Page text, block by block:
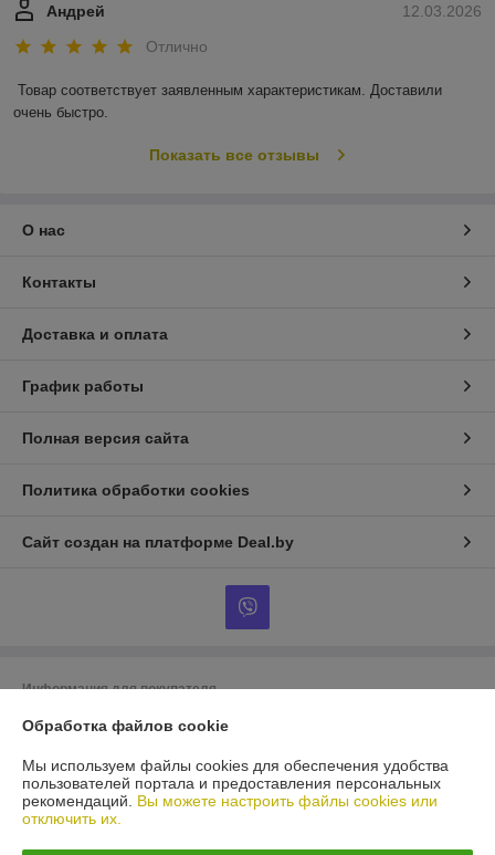
12.03.2026
Андрей
Отлично
Товар соответствует заявленным характеристикам. Доставили
очень быстро.
Показать все отзывы
О нас
Контакты
Доставка и оплата
График работы
Полная версия сайта
Политика обработки cookies
Сайт создан на платформе Deal.by
Информация для покупателя
Юридическое лицо:ООО «БигВал»
г. Минск, ул.Короля, д.88, пом.2
Регистрационный номер ЕГР: 193084737
УНП: 193084737
Обработка файлов cookie
Мы используем файлы cookies для обеспечения удобства
пользователей портала и предоставления персональных
рекомендаций. Вы можете настроить файлы cookies или
отключить их.